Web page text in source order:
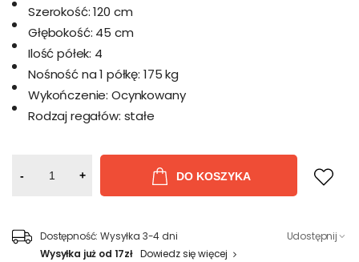
Szerokość: 120 cm
Głębokość: 45 cm
Ilość półek: 4
Nośność na 1 półkę: 175 kg
Wykończenie: Ocynkowany
Rodzaj regałów: stałe
- + DO KOSZYKA
Dostępność: Wysyłka 3-4 dni
Wysyłka już od 17zł Dowiedz się więcej
Udostępnij